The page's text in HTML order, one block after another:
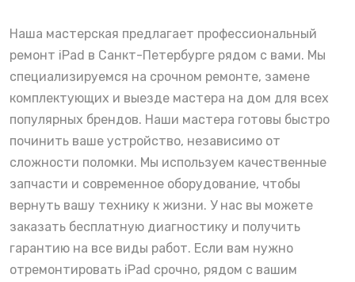
Наша мастерская предлагает профессиональный
ремонт iPad в Санкт-Петербурге рядом с вами. Мы
специализируемся на срочном ремонте, замене
комплектующих и выезде мастера на дом для всех
популярных брендов. Наши мастера готовы быстро
починить ваше устройство, независимо от
сложности поломки. Мы используем качественные
запчасти и современное оборудование, чтобы
вернуть вашу технику к жизни. У нас вы можете
заказать бесплатную диагностику и получить
гарантию на все виды работ. Если вам нужно
отремонтировать iPad срочно, рядом с вашим